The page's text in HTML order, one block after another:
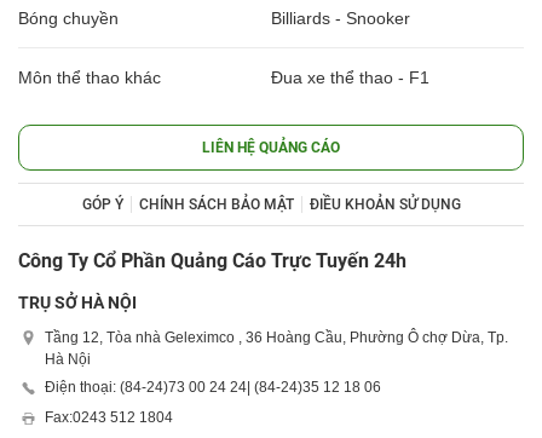
Bóng chuyền Billiards - Snooker
Môn thể thao khác Đua xe thể thao - F1
LIÊN HỆ QUẢNG CÁO
GÓP Ý CHÍNH SÁCH BẢO MẬT ĐIỀU KHOẢN SỬ DỤNG
Công Ty Cổ Phần Quảng Cáo Trực Tuyến 24h
TRỤ SỞ HÀ NỘI
Tầng 12, Tòa nhà Geleximco , 36 Hoàng Cầu, Phường Ô chợ Dừa, Tp.
Hà Nội
Điện thoại: (84-24)73 00 24 24| (84-24)35 12 18 06
Fax:0243 512 1804